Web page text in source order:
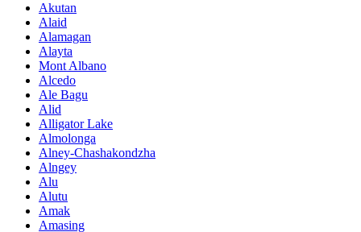
Akutan
Alaid
Alamagan
Alayta
Mont Albano
Alcedo
Ale Bagu
Alid
Alligator Lake
Almolonga
Alney-Chashakondzha
Alngey
Alu
Alutu
Amak
Amasing